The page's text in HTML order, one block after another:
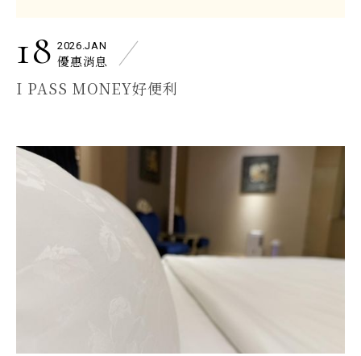
18 2026.JAN
優惠消息
I PASS MONEY好便利